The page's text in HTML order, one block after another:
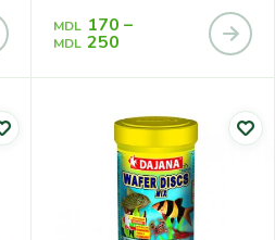
MDL 170 –
MDL 250